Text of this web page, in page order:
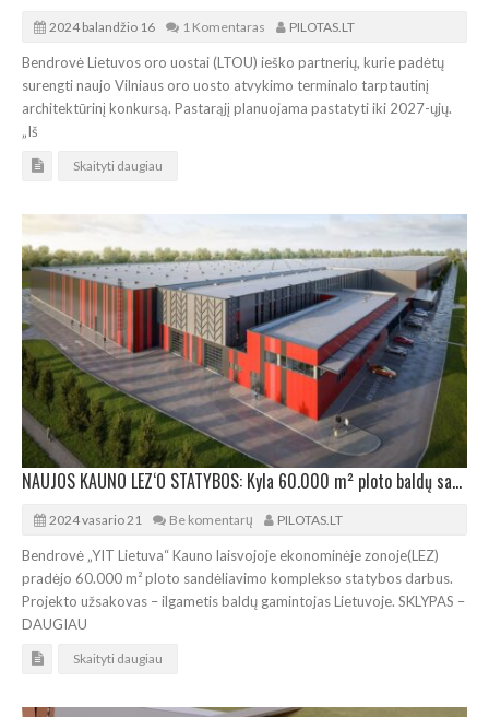
2024 balandžio 16 1 Komentaras PILOTAS.LT
Bendrovė Lietuvos oro uostai (LTOU) ieško partnerių, kurie padėtų
surengti naujo Vilniaus oro uosto atvykimo terminalo tarptautinį
architektūrinį konkursą. Pastarąjį planuojama pastatyti iki 2027-ųjų.
„Iš
Skaityti daugiau
NAUJOS KAUNO LEZ‘O STATYBOS: Kyla 60.000 m² ploto baldų sandėliavimo kompleksas
2024 vasario 21 Be komentarų PILOTAS.LT
Bendrovė „YIT Lietuva“ Kauno laisvojoje ekonominėje zonoje(LEZ)
pradėjo 60.000 m² ploto sandėliavimo komplekso statybos darbus.
Projekto užsakovas – ilgametis baldų gamintojas Lietuvoje. SKLYPAS –
DAUGIAU
Skaityti daugiau